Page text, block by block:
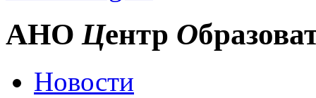
АНО Центр О
Новости